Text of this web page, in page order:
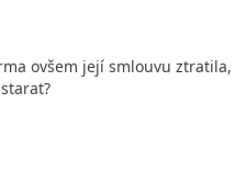
ovšem její smlouvu